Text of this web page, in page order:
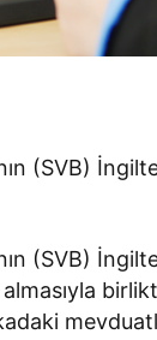
(SVB)
(SVB)